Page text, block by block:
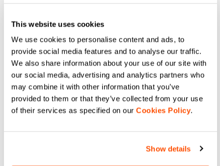
This website uses cookies
We use cookies to personalise content and ads, to
provide social media features and to analyse our traffic.
We also share information about your use of our site with
our social media, advertising and analytics partners who
may combine it with other information that you’ve
provided to them or that they’ve collected from your use
of their services as specified on our Cookies Policy.
Show details
BESOIN D'AIDE ?
Si vous avez des doutes ou besoin d'aide, ne vous
inquiétez pas,nous sommes là pour vous!
email